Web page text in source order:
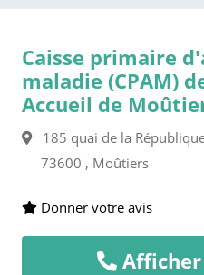
Caisse primaire
maladie (CPAM)
Accueil de
185 quai de la
73600 , Moûtiers
Donner votre avis